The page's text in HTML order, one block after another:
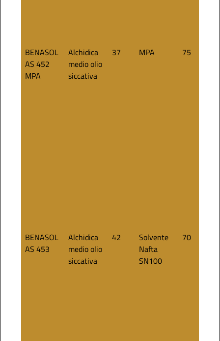
BENASOL
AS 452
MPA
Alchidica
medio olio
siccativa
37 MPA 75
BENASOL
AS 453
Alchidica
medio olio
siccativa
42
Solvente
Nafta
SN100
70